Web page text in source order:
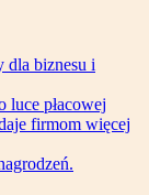
dla biznesu i
luce płacowej
firmom więcej